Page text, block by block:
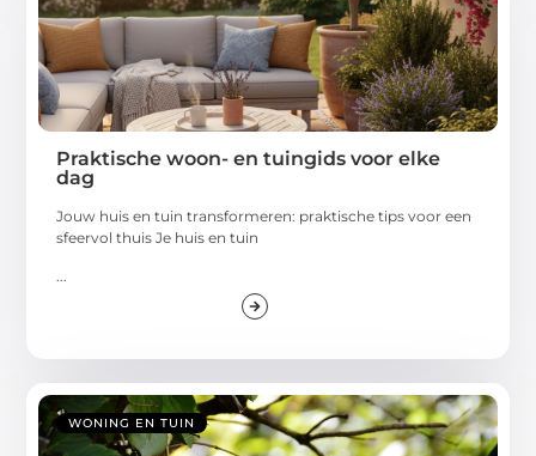
Praktische woon- en tuingids voor elke
dag
Jouw huis en tuin transformeren: praktische tips voor een
sfeervol thuis Je huis en tuin
...
WONING EN TUIN